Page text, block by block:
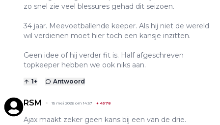
zo snel zie veel blessures gehad dit seizoen.
34 jaar. Meevoetballende keeper. Als hij niet de wereld
wil verdienen moet hier toch een kansje inzitten.
Geen idee of hij verder fit is. Half afgeschreven
topkeeper hebben we ook niks aan.
1+ Antwoord
RSM 15 mei 2026 om 14:57 + 4378
Ajax maakt zeker geen kans bij een van de drie.